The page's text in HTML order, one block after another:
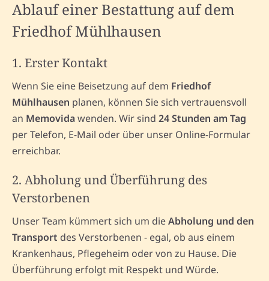
Ablauf einer Bestattung auf dem
Friedhof Mühlhausen
1. Erster Kontakt
Wenn Sie eine Beisetzung auf dem Friedhof
Mühlhausen planen, können Sie sich vertrauensvoll
an Memovidawenden. Wir sind 24 Stunden am Tag
per Telefon, E-Mail oder über unser Online-Formular
erreichbar.
2. Abholung und Überführung des
Verstorbenen
Unser Team kümmert sich um dieAbholung und den
Transport des Verstorbenen - egal, ob aus einem
Krankenhaus, Pflegeheim oder von zu Hause. Die
Überführung erfolgt mit Respekt und Würde.